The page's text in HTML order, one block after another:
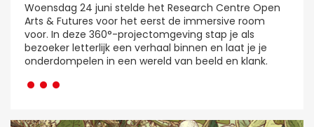
Woensdag 24 juni stelde het Research Centre Open
Arts & Futures voor het eerst de immersive room
voor. In deze 360°-projectomgeving stap je als
bezoeker letterlijk een verhaal binnen en laat je je
onderdompelen in een wereld van beeld en klank.
···